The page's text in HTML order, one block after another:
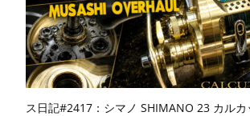
ス日記#2417：シマノ SHIMANO 23 カルカ